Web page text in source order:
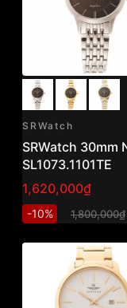
SRWatch
SRWatch 30mm
SL1073.1101TE
1,620,000₫
-10% 1,800,000₫